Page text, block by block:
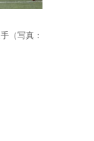
（写真：